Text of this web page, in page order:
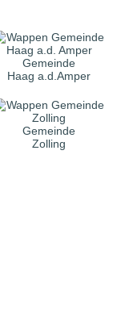
Gemeinde
Haag a.d.Amper
Gemeinde
Zolling